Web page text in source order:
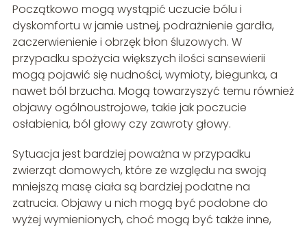
Początkowo mogą wystąpić uczucie bólu i
dyskomfortu w jamie ustnej, podrażnienie gardła,
zaczerwienienie i obrzęk błon śluzowych. W
przypadku spożycia większych ilości sansewierii
mogą pojawić się nudności, wymioty, biegunka, a
nawet ból brzucha. Mogą towarzyszyć temu również
objawy ogólnoustrojowe, takie jak poczucie
osłabienia, ból głowy czy zawroty głowy.
Sytuacja jest bardziej poważna w przypadku
zwierząt domowych, które ze względu na swoją
mniejszą masę ciała są bardziej podatne na
zatrucia. Objawy u nich mogą być podobne do
wyżej wymienionych, choć mogą być także inne,